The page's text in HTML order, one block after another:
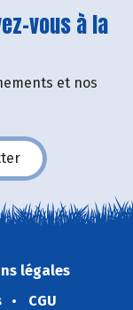
vous à la
et nos
légales
CGU